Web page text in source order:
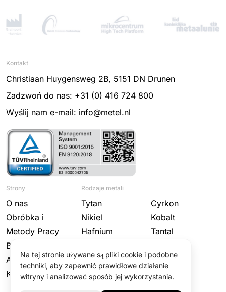
Kontakt
Christiaan Huygensweg 2B, 5151 DN Drunen
Zadzwoń do nas: +31 (0) 416 724 800
Wyślij nam e-mail: info@metel.nl
Strony
O nas
Obróbka i
Metody Pracy
Branże
Aktualności
Kontakt
Rodzaje metali
Tytan
Cyrkon
Nikiel
Kobalt
Hafnium
Tantal
Molibden
Na tej stronie używane są pliki cookie i podobne
techniki, aby zapewnić prawidłowe działanie
witryny i analizować sposób jej wykorzystania.